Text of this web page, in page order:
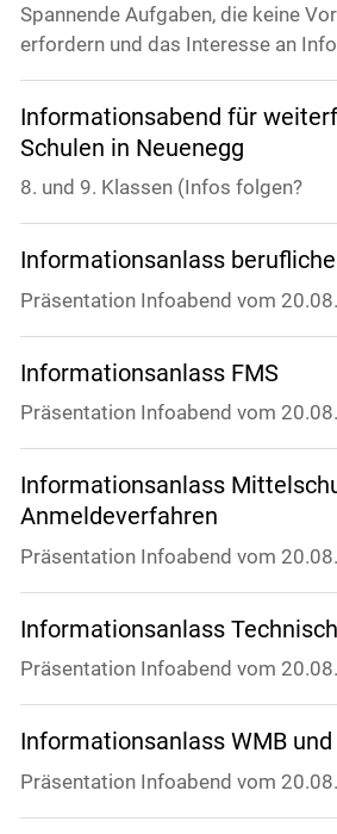
Spannende Aufgaben, die keine
erfordern und das Interesse an
Informationsabend für
Schulen in Neuenegg
8. und 9. Klassen (Infos folgen?
Informationsanlass
Präsentation Infoabend vom
Informationsanlass FMS
Präsentation Infoabend vom
Informationsanlass
Anmeldeverfahren
Präsentation Infoabend vom
Informationsanlass
Präsentation Infoabend vom
Informationsanlass WMB und
Präsentation Infoabend vom